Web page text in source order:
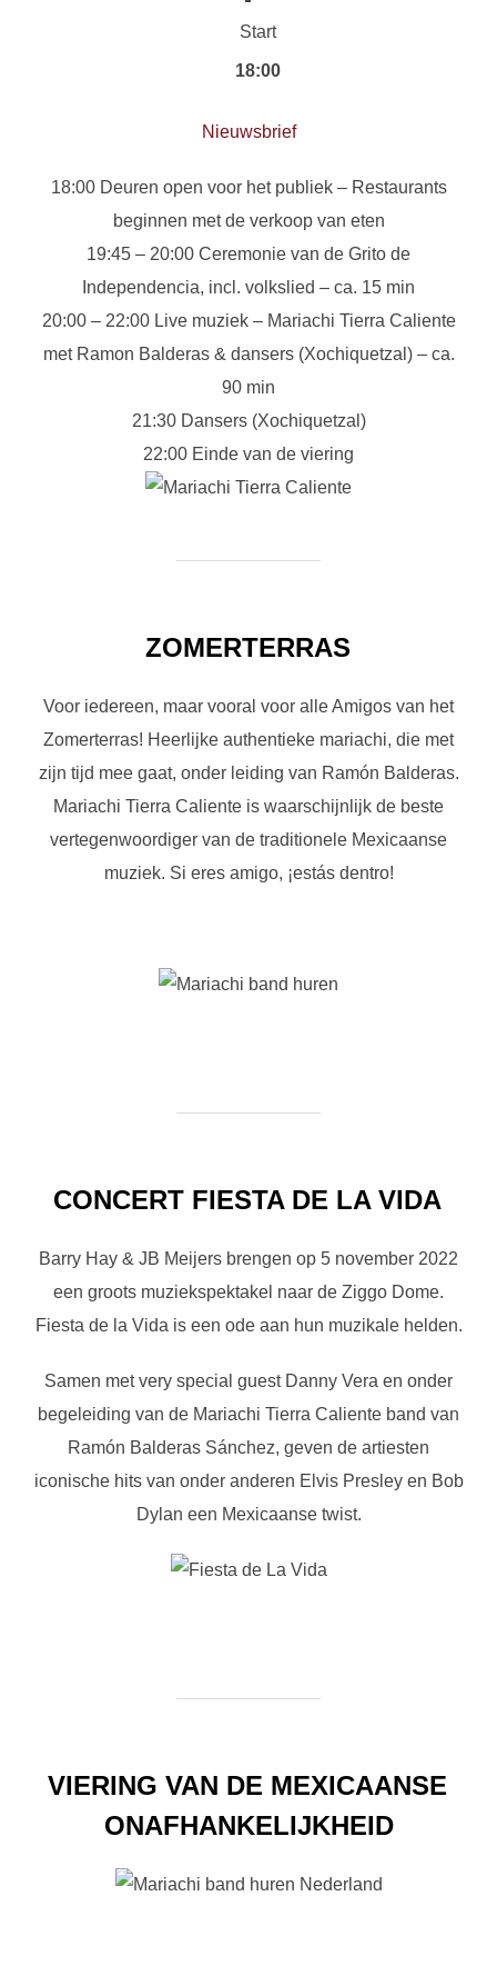
Start
18:00
Nieuwsbrief
18:00 Deuren open voor het publiek – Restaurants
beginnen met de verkoop van eten
19:45 – 20:00 Ceremonie van de Grito de
Independencia, incl. volkslied – ca. 15 min
20:00 – 22:00 Live muziek – Mariachi Tierra Caliente
met Ramon Balderas & dansers (Xochiquetzal) – ca.
90 min
21:30 Dansers (Xochiquetzal)
22:00 Einde van de viering
ZOMERTERRAS
Voor iedereen, maar vooral voor alle Amigos van het
Zomerterras! Heerlijke authentieke mariachi, die met
zijn tijd mee gaat, onder leiding van Ramón Balderas.
Mariachi Tierra Caliente is waarschijnlijk de beste
vertegenwoordiger van de traditionele Mexicaanse
muziek. Si eres amigo, ¡estás dentro!
CONCERT FIESTA DE LA VIDA
Barry Hay & JB Meijers brengen op 5 november 2022
een groots muziekspektakel naar de Ziggo Dome.
Fiesta de la Vida is een ode aan hun muzikale helden.
Samen met very special guest Danny Vera en onder
begeleiding van de Mariachi Tierra Caliente band van
Ramón Balderas Sánchez, geven de artiesten
iconische hits van onder anderen Elvis Presley en Bob
Dylan een Mexicaanse twist.
VIERING VAN DE MEXICAANSE
ONAFHANKELIJKHEID